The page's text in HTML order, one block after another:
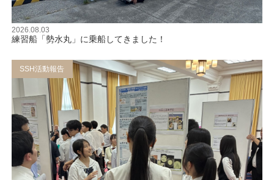
2026.08.03
練習船「勢水丸」に乗船してきました！
SSH活動報告